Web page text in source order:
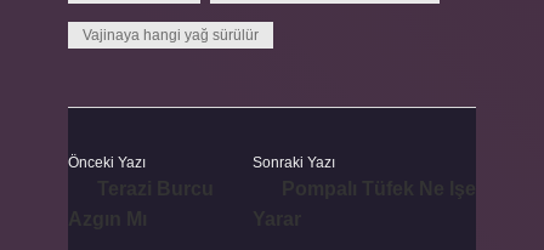
Vajinaya hangi yağ sürülür
Önceki Yazı Sonraki Yazı